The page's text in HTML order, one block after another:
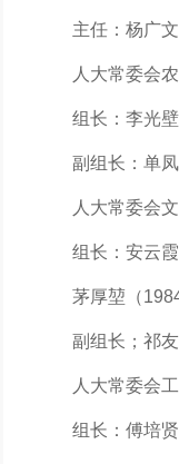
主任：杨广文
人大常委会农
组长：李光壁
副组长：单凤
人大常委会文
组长：安云霞
茅厚堃（1984
副组长；祁友
人大常委会工
组长：傅培贤